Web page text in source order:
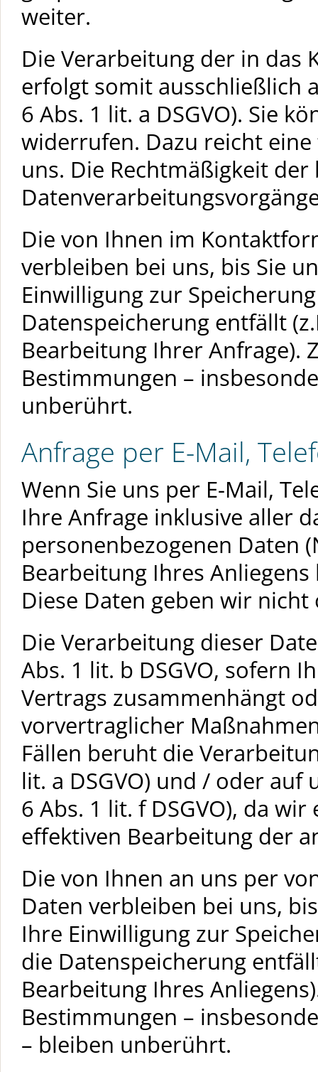
weiter.
Die Verarbeitung der in das
erfolgt somit ausschließlich
6 Abs. 1 lit. a DSGVO). Sie
widerrufen. Dazu reicht
uns. Die Rechtmäßigkeit
Die von Ihnen im
verbleiben bei uns, bis Sie
Einwilligung zur
Datenspeicherung entfällt
Bearbeitung Ihrer Anfrage).
Bestimmungen –
unberührt.
Anfrage per E-Mail,
Wenn Sie uns per E-Mail,
Ihre Anfrage inklusive aller
personenbezogenen Daten
Bearbeitung Ihres
Diese Daten geben wir
Die Verarbeitung dieser
Abs. 1 lit. b DSGVO, sofern
Vertrags zusammenhängt
vorvertraglicher
Fällen beruht die
lit. a DSGVO) und / oder
6 Abs. 1 lit. f DSGVO), da
effektiven Bearbeitung der
Die von Ihnen an uns per
Daten verbleiben bei uns,
Ihre Einwilligung zur
die Datenspeicherung
Bearbeitung Ihres
Bestimmungen –
– bleiben unberührt.